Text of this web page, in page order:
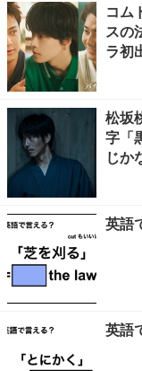
コム
スの
ラ初
松坂
字「
じか
英語
英語